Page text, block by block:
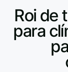
Roi de
para